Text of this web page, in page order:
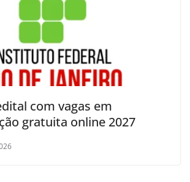
com vagas em
gratuita online 2027